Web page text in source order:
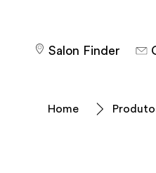
Salon Finder
Home